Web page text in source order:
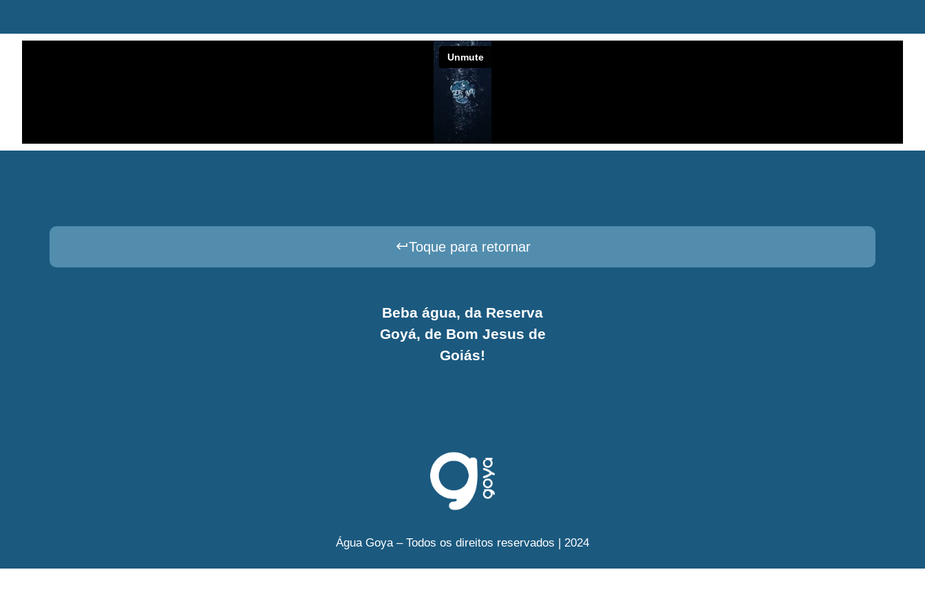
Toque para retornar
Beba água, da Reserva
Goyá, de Bom Jesus de
Goiás!
Água Goya – Todos os direitos reservados | 2024